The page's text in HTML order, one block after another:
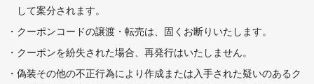
して案分されます。
・クーポンコードの譲渡・転売は、固くお断りいたします。
・クーポンを紛失された場合、再発行はいたしません。
・偽装その他の不正行為により作成または入手された疑いのあるク